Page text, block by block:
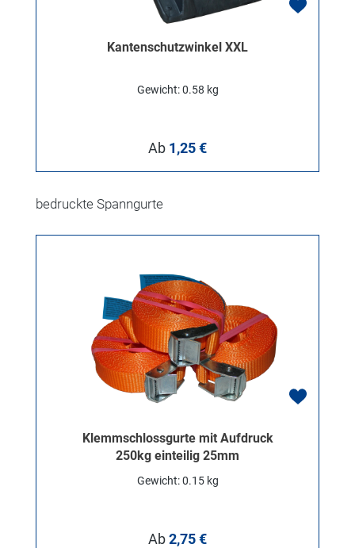
Kantenschutzwinkel XXL
Gewicht: 0.58 kg
Regulärer Preis:
Ab 1,25 €
Produktgalerie überspringen
bedruckte Spanngurte
Klemmschlossgurte mit Aufdruck
250kg einteilig 25mm
Gewicht: 0.15 kg
Regulärer Preis:
Ab2,75 €